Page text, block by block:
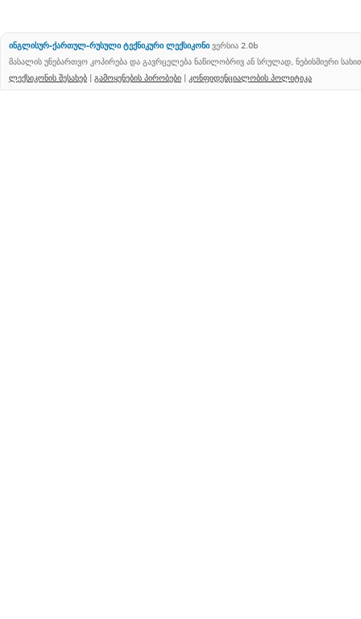
ინგლისურ-ქართულ-რუსული ტექნიკური ლექსიკონი ვერსია 2.0b
მასალის უნებართვო კოპირება და გავრცელება ნაწილობრივ ან სრულად, ნებისმიერი
ლექსიკონის შესახებ | გამოყენების პირობები | კონფიდენციალობის პოლიტიკა